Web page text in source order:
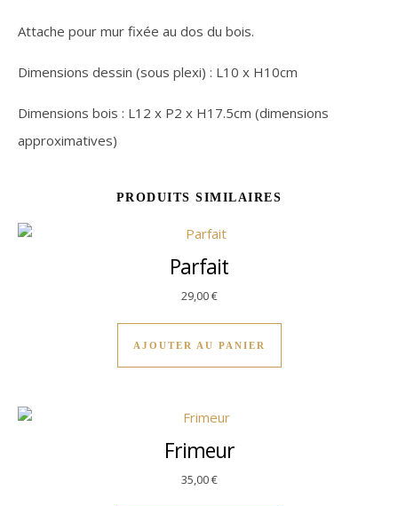
Attache pour mur fixée au dos du bois.
Dimensions dessin (sous plexi) : L10 x H10cm
Dimensions bois : L12 x P2 x H17.5cm (dimensions
approximatives)
PRODUITS SIMILAIRES
Parfait
29,00€
AJOUTER AU PANIER
Frimeur
35,00€